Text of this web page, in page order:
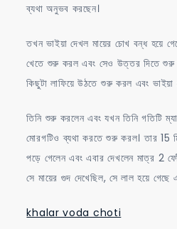
ব্যথা অনুভব করছেন।
তখন ভাইয়া দেখল মায়ের চোখ বন্ধ হয়ে
খেতে শুরু করল এবং সেও উত্তর দিতে শুরু
কিছুটা লাফিয়ে উঠতে শুরু করল এবং ভাইয়া
তিনি শুরু করলেন এবং যখন তিনি গতিটি
মোরগটিও ব্যথা করতে শুরু করল। তার 15
পড়ে গেলেন এবং এবার দেখলেন মাত্র 2
সে মায়ের গুদ দেখেছিল, সে লাল হয়ে গেছে
khalar voda choti